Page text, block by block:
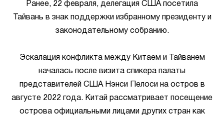
Ранее, 22 февраля, делегация США посетила
Тайвань в знак поддержки избранному президенту и
законодательному собранию.
Эскалация конфликта между Китаем и Тайванем
началась после визита спикера палаты
представителей США Нэнси Пелоси на остров в
августе 2022 года. Китай рассматривает посещение
острова официальными лицами других стран как